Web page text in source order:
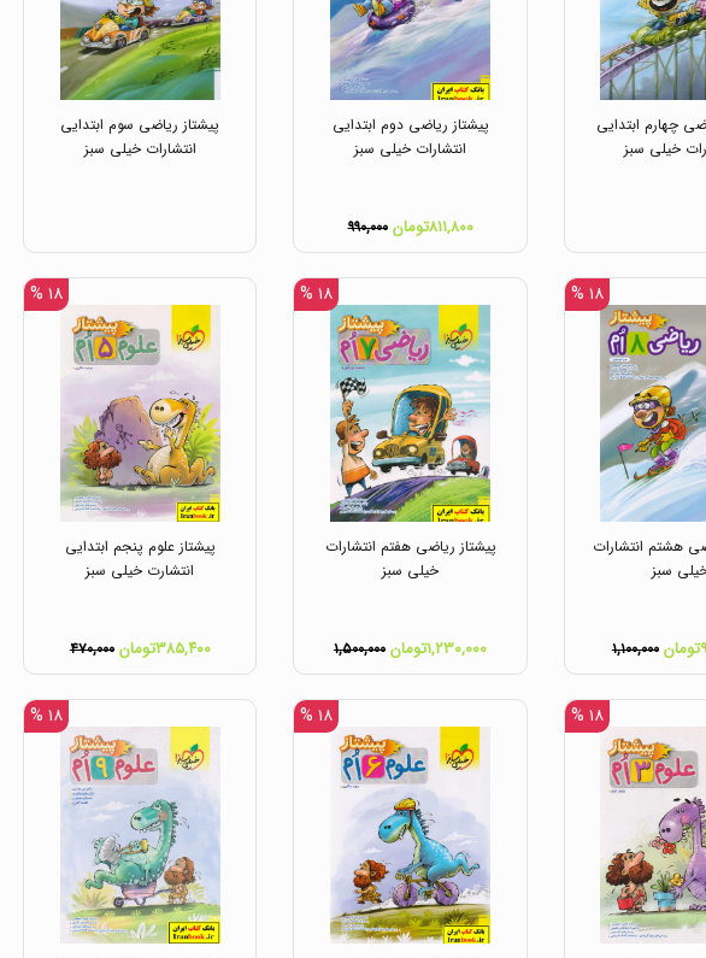
چهارم ابتدایی
خیلی سبز
پیشتاز ریاضی دوم ابتدایی
انتشارات خیلی سبز
۸۱۱,۸۰۰تومان ۹۹۰,۰۰۰
پیشتاز ریاضی سوم ابتدایی
انتشارات خیلی سبز
۱۸ %
هشتم انتشارات
سبز
۱,۱۰۰,۰۰۰
۱۸ %
پیشتاز ریاضی هفتم انتشارات
خیلی سبز
۱,۲۳۰,۰۰۰تومان ۱,۵۰۰,۰۰۰
۱۸ %
پیشتاز علوم پنجم ابتدایی
انتشارت خیلی سبز
۳۸۵,۴۰۰تومان ۴۷۰,۰۰۰
۱۸ % ۱۸ % ۱۸ %